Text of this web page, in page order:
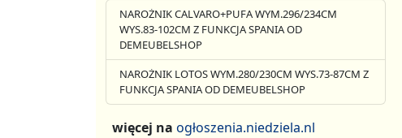
NAROŻNIK CALVARO+PUFA WYM.296/234CM
WYS.83-102CM Z FUNKCJA SPANIA OD
DEMEUBELSHOP
NAROŻNIK LOTOS WYM.280/230CM WYS.73-87CM Z
FUNKCJA SPANIA OD DEMEUBELSHOP
więcej na ogłoszenia.niedziela.nl